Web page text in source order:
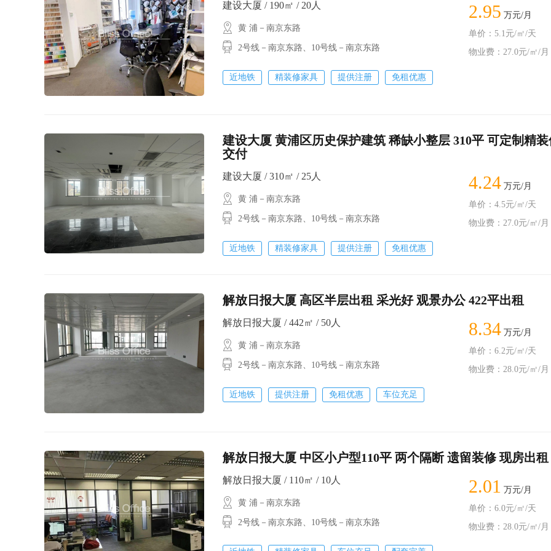
建设大厦 / 190㎡ / 20人
黄 浦－南京东路
2号线－南京东路、10号线－南京东路
近地铁 精装修家具 提供注册 免租优惠
2.95 万元/月
单价：5.1元/㎡/天
物业费：27.0元/㎡/月
建设大厦 黄浦区历史保护建筑 稀缺小整层 310平 可定制精
交付
建设大厦 / 310㎡ / 25人
黄 浦－南京东路
2号线－南京东路、10号线－南京东路
近地铁 精装修家具 提供注册 免租优惠
4.24 万元/月
单价：4.5元/㎡/天
物业费：27.0元/㎡/月
解放日报大厦 高区半层出租 采光好 观景办公 422平出租
解放日报大厦 / 442㎡ / 50人
黄 浦－南京东路
2号线－南京东路、10号线－南京东路
近地铁 提供注册 免租优惠 车位充足
8.34 万元/月
单价：6.2元/㎡/天
物业费：28.0元/㎡/月
解放日报大厦 中区小户型110平 两个隔断 遗留装修 现房出租
解放日报大厦 / 110㎡ / 10人
黄 浦－南京东路
2号线－南京东路、10号线－南京东路
2.01 万元/月
单价：6.0元/㎡/天
物业费：28.0元/㎡/月